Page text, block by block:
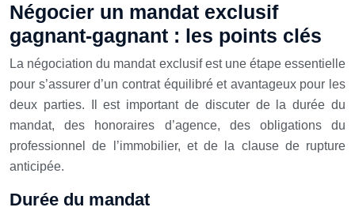
Négocier un mandat exclusif
gagnant-gagnant : les points clés
La négociation du mandat exclusif est une étape essentielle
pour s’assurer d’un contrat équilibré et avantageux pour les
deux parties. Il est important de discuter de la durée du
mandat, des honoraires d’agence, des obligations du
professionnel de l’immobilier, et de la clause de rupture
anticipée.
Durée du mandat